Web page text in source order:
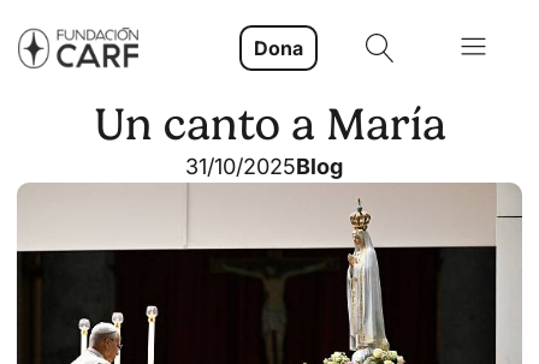
Dona
Un canto a María
31/10/2025Blog